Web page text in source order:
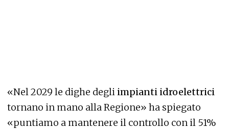
«Nel 2029 le dighe degli impianti idroelettrici
tornano in mano alla Regione» ha spiegato
«puntiamo a mantenere il controllo con il 51%